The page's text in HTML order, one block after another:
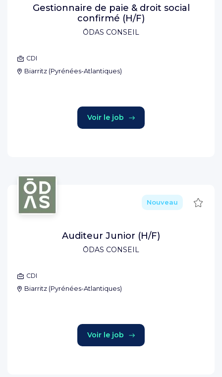
ŌDAS CONSEIL
Gestionnaire de paie & droit social
confirmé (H/F)
CDI
Biarritz (Pyrénées-Atlantiques)
Voir le job
ŌDAS CONSEIL
Nouveau
Auditeur Junior (H/F)
CDI
Biarritz (Pyrénées-Atlantiques)
Voir le job